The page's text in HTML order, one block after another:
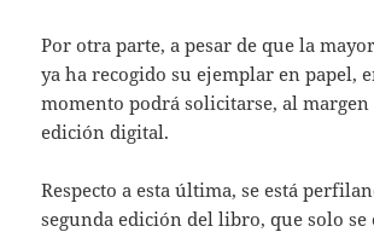
Por otra parte, a pesar de que la
ya ha recogido su ejemplar en papel,
momento podrá solicitarse, al margen
edición digital.
Respecto a esta última, se está
segunda edición del libro, que solo se